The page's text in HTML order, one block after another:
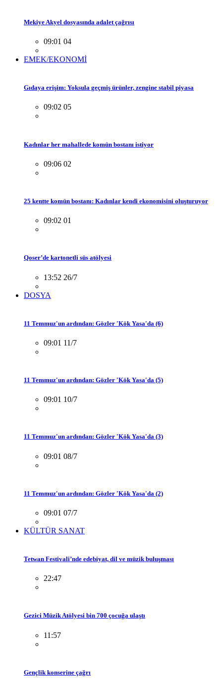
Mekiye Akyel dosyasında adalet çağrısı
09:01 04
EMEK/EKONOMİ
Gıdaya erişim: Yoksula geçmiş ürünler, zengine stabil piyasa
09:02 05
Kadınlar her mahallede komün bostanı istiyor
09:06 02
25 kentte komün bostanı: Kadınlar kendi ekonomisini oluşturuyor
09:02 01
Qoser’de kartonetli süs atölyesi
13:52 26/7
DOSYA
11 Temmuz'un ardından: Gözler 'Kök Yasa'da (6)
09:01 11/7
11 Temmuz'un ardından: Gözler 'Kök Yasa'da (5)
09:01 10/7
11 Temmuz'un ardından: Gözler 'Kök Yasa'da (3)
09:01 08/7
11 Temmuz'un ardından: Gözler 'Kök Yasa'da (2)
09:01 07/7
KÜLTÜR SANAT
Tetwan Festivali’nde edebiyat, dil ve müzik buluşması
22:47
Gezici Müzik Atölyesi bin 700 çocuğa ulaştı
11:57
Gençlik konserine çağrı